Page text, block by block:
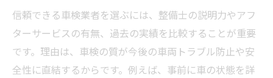
信頼できる車検業者を選ぶには、整備士の説明力やアフ
ターサービスの有無、過去の実績を比較することが重要
です。理由は、車検の質が今後の車両トラブル防止や安
全性に直結するからです。例えば、事前に車の状態を詳